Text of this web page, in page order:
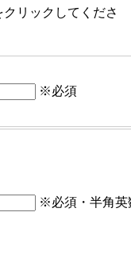
リックしてくださ
※必須
※必須・半角英